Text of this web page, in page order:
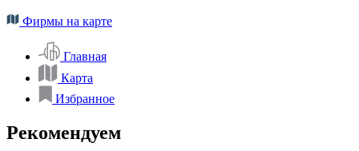
Фирмы на карте
Главная
Карта
Избранное
Рекомендуем